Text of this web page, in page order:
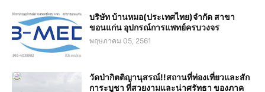
บริษัท บ้านหมอ(ประเทศไทย)จำกัด สาขา
ขอนแก่น อุปกรณ์การแพทย์ครบวงจร
พฤษภาคม 05, 2561
วัดป่ากิตติญานุสรณ์!!สถานที่ท่องเที่ยวและสัก
การะบูชา ที่สวยงามและน่าศรัทธา ของภาค